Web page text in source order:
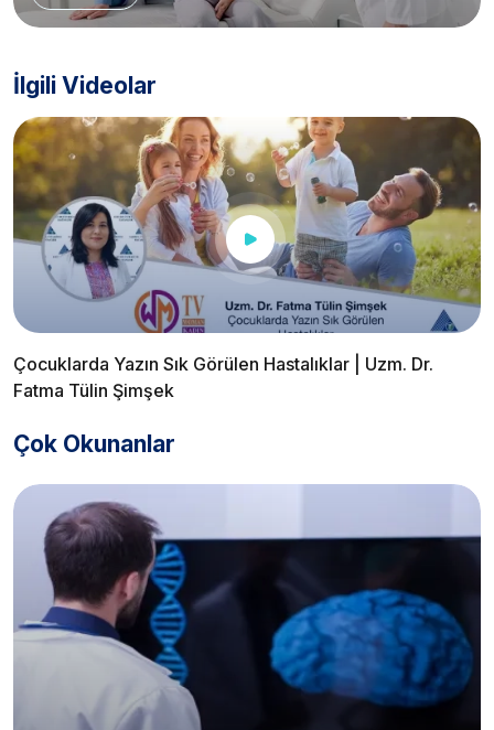
İlgili Videolar
Çocuklarda Yazın Sık Görülen Hastalıklar | Uzm. Dr.
Fatma Tülin Şimşek
Çok Okunanlar